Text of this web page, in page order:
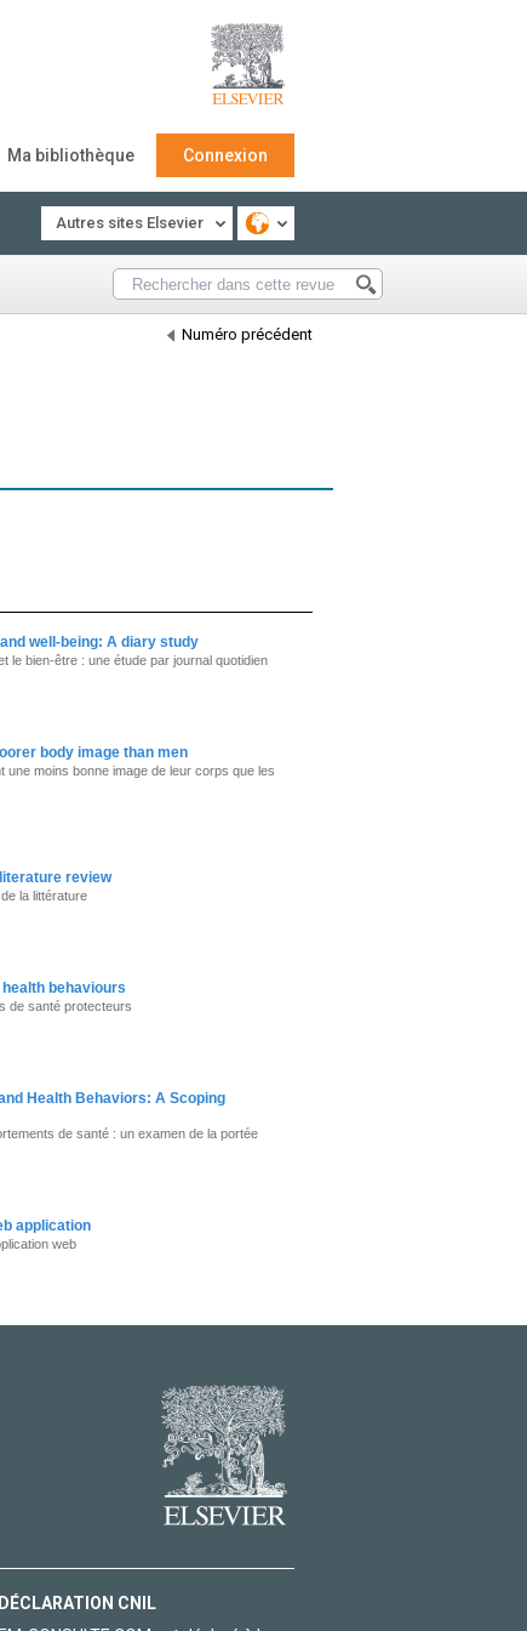
Ma bibliothèque Connexion
Autres sites Elsevier
Numéro précédent
well-being: A diary study
le bien-être : une étude par journal quotidien
body image than men
moins bonne image de leur corps que les
review
la littérature
behaviours
de santé protecteurs
Health Behaviors: A Scoping
de santé : un examen de la portée
application
web
DÉCLARATION CNIL